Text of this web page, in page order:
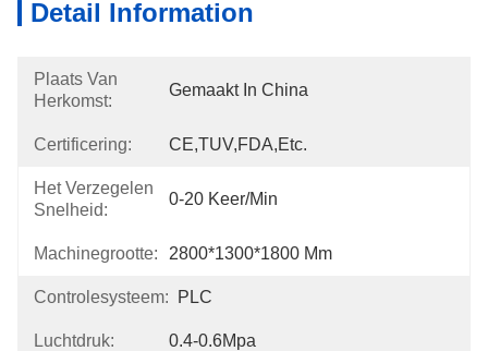
Detail Information
Plaats Van
Herkomst:
Gemaakt In China
Certificering: CE,TUV,FDA,etc.
Het Verzegelen
Snelheid:
0-20 Keer/min
Machinegrootte: 2800*1300*1800 Mm
Controlesysteem: PLC
Luchtdruk: 0.4-0.6Mpa